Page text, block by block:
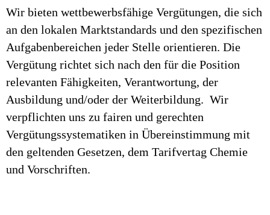
Wir bieten wettbewerbsfähige Vergütungen, die sich
an den lokalen Marktstandards und den spezifischen
Aufgabenbereichen jeder Stelle orientieren. Die
Vergütung richtet sich nach den für die Position
relevanten Fähigkeiten, Verantwortung, der
Ausbildung und/oder der Weiterbildung. Wir
verpflichten uns zu fairen und gerechten
Vergütungssystematiken in Übereinstimmung mit
den geltenden Gesetzen, dem Tarifvertag Chemie
und Vorschriften.